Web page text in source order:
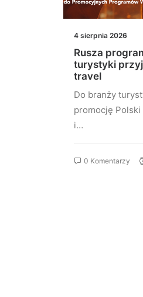
4 sierpnia 2026
Rusza
turystyki
travel
Do branży
promocję
i…
0 Komentarzy